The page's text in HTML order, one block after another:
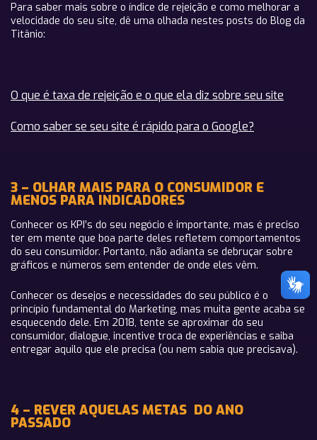
Para saber mais sobre o índice de rejeição e como melhorar a
velocidade do seu site, dê uma olhada nestes posts do Blog da
Titânio:
O que é taxa de rejeição e o que ela diz sobre seu site
Como saber se seu site é rápido para o Google?
3 – OLHAR MAIS PARA O CONSUMIDOR E
MENOS PARA INDICADORES
Conhecer os KPI’s do seu negócio é importante, mas é preciso
ter em mente que boa parte deles refletem comportamentos
do seu consumidor. Portanto, não adianta se debruçar sobre
gráficos e números sem entender de onde eles vêm.
Conhecer os desejos e necessidades do seu público é o
princípio fundamental do Marketing, mas muita gente acaba se
esquecendo dele. Em 2018, tente se aproximar do seu
consumidor, dialogue, incentive troca de experiências e saiba
entregar aquilo que ele precisa (ou nem sabia que precisava).
4 – REVER AQUELAS METAS DO ANO
PASSADO